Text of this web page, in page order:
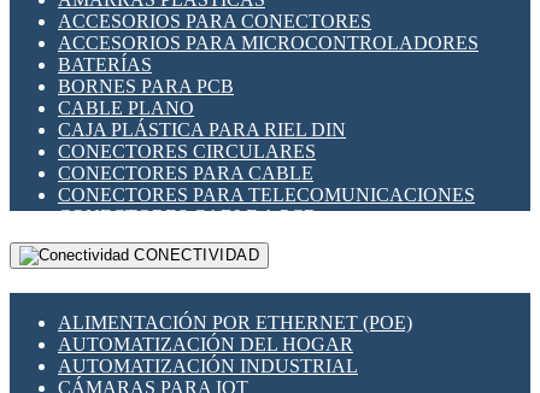
INDICADORES PARA PANEL
INTERFACES DE RELÉ
INTERRUPTORES FIN DE CARRERA
LLAVES CONMUTADORAS
MEDIDORES DE ENERGÍA Y TC'S DE CORRIENTE
MOTORES PASO A PASO
PANTALLAS HMI
PLC -CONTROLADORES LÓGICO PROGRAMABLES
PROGRAMADORES DE HORARIO
RELÉS DE PROTECCIÓN
SENSORES CAPACITIVOS
SENSORES INDUCTIVOS
TEMPORIZADORES
VARIACS
ACCESORIOS PARA CONECTORES
ACCESORIOS PARA MICROCONTROLADORES
BATERÍAS
BORNES PARA PCB
CABLE PLANO
CAJA PLÁSTICA PARA RIEL DIN
CONECTORES CIRCULARES
CONECTORES PARA CABLE
CONECTORES PARA TELECOMUNICACIONES
CONECTORES CABLE A PCB
CONECTORES PCB A CABLE
DIP SWITCHES
HERRAMIENTAS VARIAS
ILUMINACIÓN LED
INTERRUPTORES REED
CONECTIVIDAD
ALIMENTACIÓN POR ETHERNET (POE)
AUTOMATIZACIÓN DEL HOGAR
AUTOMATIZACIÓN INDUSTRIAL
CÁMARAS PARA IOT